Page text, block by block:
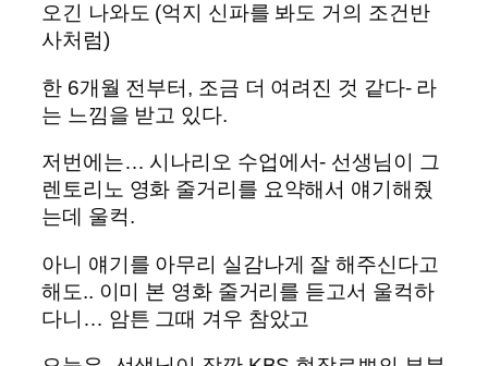
오긴 나와도 (억지 신파를 봐도 거의 조건반
사처럼)
한 6개월 전부터, 조금 더 여려진 것 같다- 라
는 느낌을 받고 있다.
저번에는… 시나리오 수업에서- 선생님이 그
렌토리노 영화 줄거리를 요약해서 얘기해줬
는데 울컥.
아니 얘기를 아무리 실감나게 잘 해주신다고
해도.. 이미 본 영화 줄거리를 듣고서 울컥하
다니… 암튼 그때 겨우 참았고